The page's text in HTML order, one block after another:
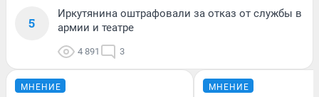
5
Иркутянина оштрафовали за отказ от службы в
армии и театре
4 891 3
МНЕНИЕ МНЕНИЕ